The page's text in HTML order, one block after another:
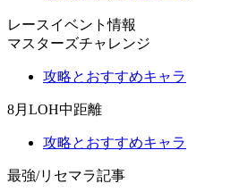
レースイベント情報
マスターズチャレンジ
攻略とおすすめキャラ
8月LOH中距離
攻略とおすすめキャラ
最強/リセマラ記事